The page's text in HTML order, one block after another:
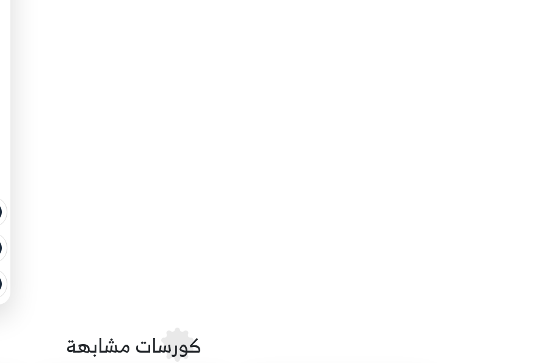
كورسات مشابهة